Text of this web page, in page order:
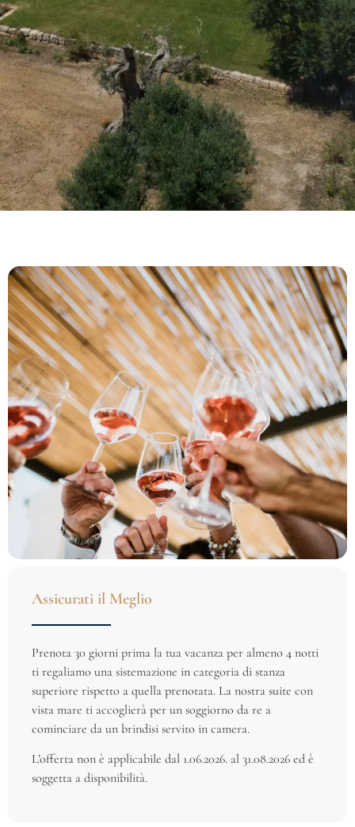
Assicurati il Meglio
Prenota 30 giorni prima la tua vacanza per almeno 4 notti
ti regaliamo una sistemazione in categoria di stanza
superiore rispetto a quella prenotata. La nostra suite con
vista mare ti accoglierà per un soggiorno da re a
cominciare da un brindisi servito in camera.
L’offerta non è applicabile dal 1.06.2026. al 31.08.2026 ed è
soggetta a disponibilità.